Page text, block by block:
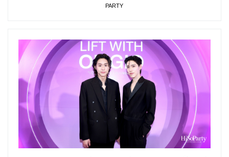
PARTY